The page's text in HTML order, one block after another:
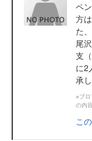
ペ
方
た
尾
支
に2
承
※プ
の内
こ